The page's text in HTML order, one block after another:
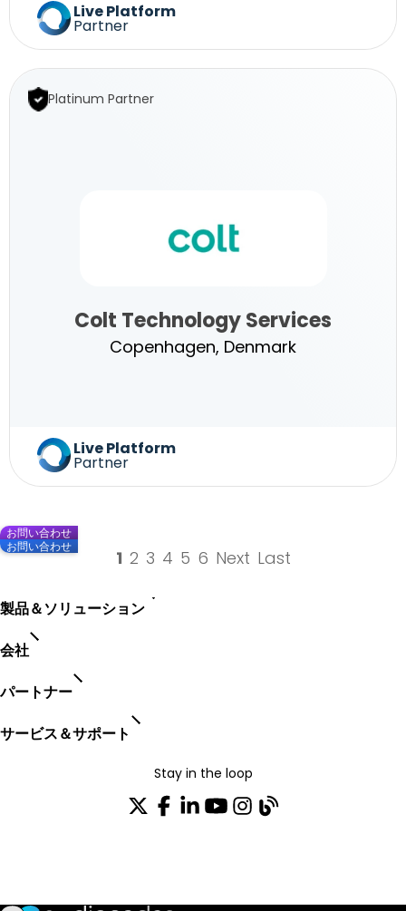
Technology
Live Platform
Partner
Platinum Partner
Colt
Technology
Colt Technology Services
Copenhagen, Denmark
Live Platform
Partner
1 2 3 4 5 6 Next Last
製品＆ソリューション
会社
パートナー
サービス＆サポート
Stay in the loop
お問い合わせ
お問い合わせ